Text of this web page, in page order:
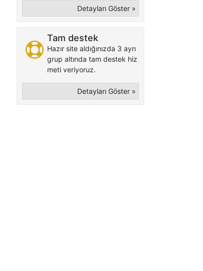
Detayları Göster »
Tam destek
Hazır site aldığınızda 3 ayrı
grup altında tam destek hiz
meti veriyoruz.
Detayları Göster »